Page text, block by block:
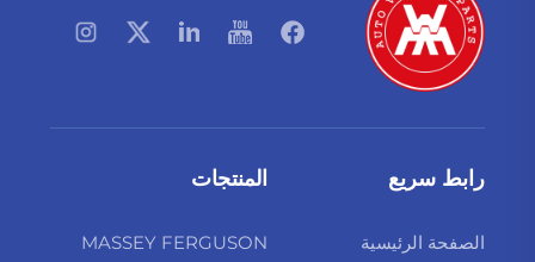
رابط سريع
الصفحة الرئيسية
المنتجات
MASSEY FERGUSON